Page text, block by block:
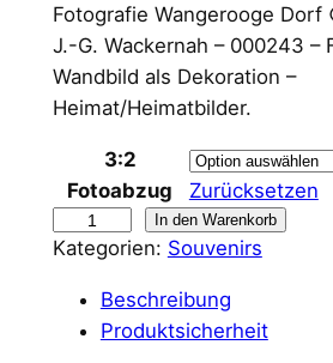
Fotografie Wangerooge Dorf
J.-G. Wackernah – 000243 –
Wandbild als Dekoration –
Heimat/Heimatbilder.
3:2
Fotoabzug
Zurücksetzen
a
In den Warenkorb
Kategorien: Souvenirs
Beschreibung
Produktsicherheit